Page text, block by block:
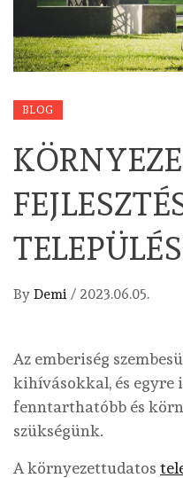
BLOG
By Demi / 2023.06.05.
Az emberiség
kihívásokkal, és egyre
fenntarthatóbb és
szükségünk.
A környezettudatos